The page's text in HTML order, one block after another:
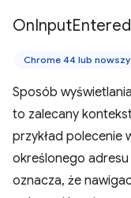
OnInputEntered
Chrome 44 lub nowszy
Sposób
to zalecany
przykład polecenie
określonego adresu
oznacza, że